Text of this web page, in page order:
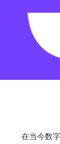
在当今数